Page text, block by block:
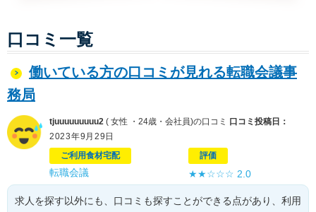
口コミ一覧
働いている方の口コミが見れる転職会議事
務局
tjuuuuuuuuu2 ( 女性 ・24歳・会社員)の口コミ
口コミ投稿日：
2023年9月29日
ご利用食材宅配
転職会議
評価
★★☆☆☆ 2.0
求人を探す以外にも、口コミも探すことができる点があり、利用